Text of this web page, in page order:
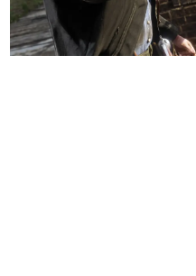
なんでゲーム
ゲーム開発者・
具体的な形から解